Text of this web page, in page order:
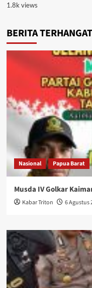
1.8k views
BERITA TERHANGAT
Nasional Papua Barat
Musda IV Golkar
Kabar Triton 6 Agustus